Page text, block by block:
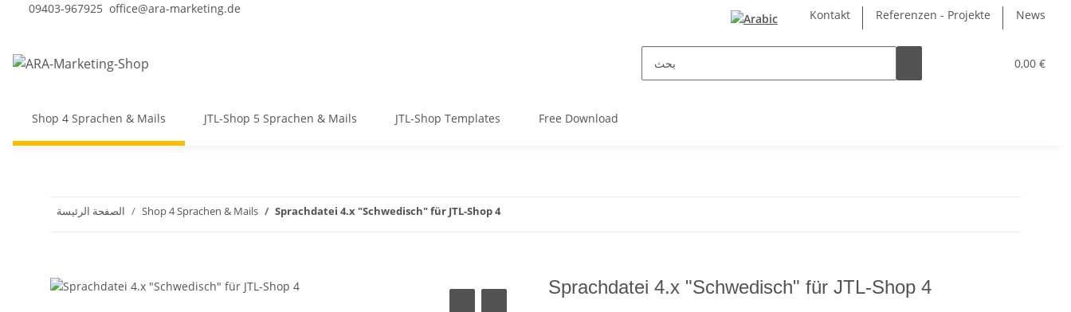
Kontakt Referenzen - Projekte News
09403-967925 office@ara-marketing.de
0,00 €
Shop 4 Sprachen & Mails JTL-Shop 5 Sprachen & Mails JTL-Shop Templates Free Download
الصفحة الرئيسة Shop 4 Sprachen & Mails Sprachdatei 4.x "Schwedisch" für JTL-Shop 4
Sprachdatei 4.x "Schwedisch" für JTL-Shop 4